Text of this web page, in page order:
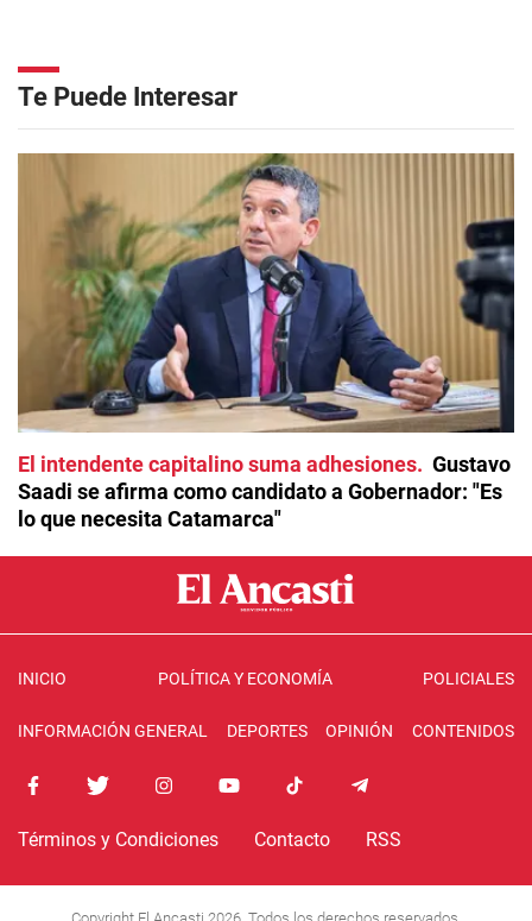
Te Puede Interesar
El intendente capitalino suma adhesiones
Gustavo
Saadi se afirma como candidato a Gobernador: "Es
lo que necesita Catamarca"
INICIO POLÍTICA Y ECONOMÍA POLICIALES
INFORMACIÓN GENERAL DEPORTES OPINIÓN CONTENIDOS
Términos y Condiciones Contacto RSS